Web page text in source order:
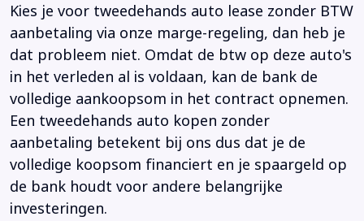
Kies je voor tweedehands auto lease zonder BTW
aanbetaling via onze marge-regeling, dan heb je
dat probleem niet. Omdat de btw op deze auto's
in het verleden al is voldaan, kan de bank de
volledige aankoopsom in het contract opnemen.
Een tweedehands auto kopen zonder
aanbetaling betekent bij ons dus dat je de
volledige koopsom financiert en je spaargeld op
de bank houdt voor andere belangrijke
investeringen.